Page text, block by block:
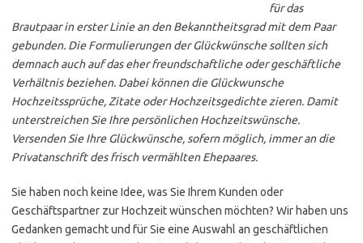
für das
Brautpaar in erster Linie an den Bekanntheitsgrad mit dem Paar
gebunden. Die Formulierungen der Glückwünsche sollten sich
demnach auch auf das eher freundschaftliche oder geschäftliche
Verhältnis beziehen. Dabei können die Glückwunsche
Hochzeitssprüche, Zitate oder Hochzeitsgedichte zieren. Damit
unterstreichen Sie Ihre persönlichen Hochzeitswünsche.
Versenden Sie Ihre Glückwünsche, sofern möglich, immer an die
Privatanschrift des frisch vermählten Ehepaares.
Sie haben noch keine Idee, was Sie Ihrem Kunden oder
Geschäftspartner zur Hochzeit wünschen möchten? Wir haben uns
Gedanken gemacht und für Sie eine Auswahl an geschäftlichen